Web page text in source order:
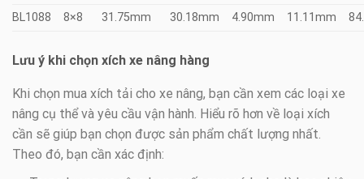
BL1088
8×8 31.75mm 30.18mm 4.90mm 11.11mm
Lưu ý khi chọn xích xe nâng hàng
Khi chọn mua xích tải cho xe nâng, bạn cần xem các loại xe
nâng cụ thể và yêu cầu vận hành. Hiểu rõ hơn về loại xích
cần sẽ giúp bạn chọn được sản phẩm chất lượng nhất.
Theo đó, bạn cần xác định: